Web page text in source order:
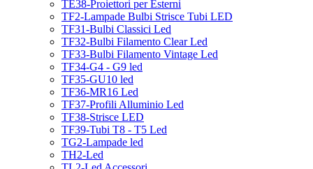
TE38-Proiettori per Esterni
TF2-Lampade Bulbi Strisce Tubi LED
TF31-Bulbi Classici Led
TF32-Bulbi Filamento Clear Led
TF33-Bulbi Filamento Vintage Led
TF34-G4 - G9 led
TF35-GU10 led
TF36-MR16 Led
TF37-Profili Alluminio Led
TF38-Strisce LED
TF39-Tubi T8 - T5 Led
TG2-Lampade led
TH2-Led